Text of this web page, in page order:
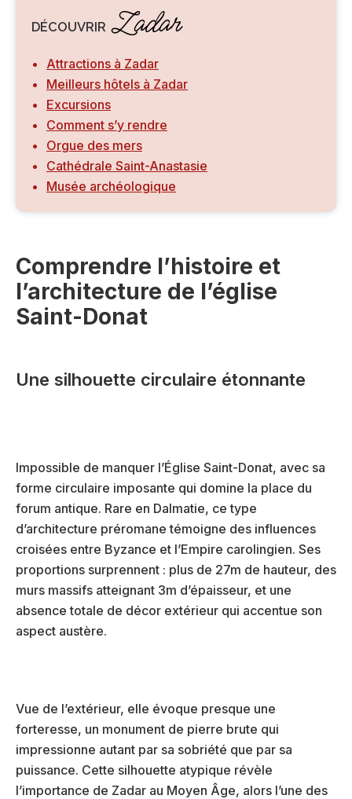
DÉCOUVRIR Zadar
Attractions à Zadar
Meilleurs hôtels à Zadar
Excursions
Comment s’y rendre
Orgue des mers
Cathédrale Saint-Anastasie
Musée archéologique
Comprendre l’histoire et
l’architecture de l’église
Saint-Donat
Une silhouette circulaire étonnante
Impossible de manquer l’Église Saint-Donat, avec sa
forme circulaire imposante qui domine la place du
forum antique. Rare en Dalmatie, ce type
d’architecture préromane témoigne des influences
croisées entre Byzance et l’Empire carolingien. Ses
proportions surprennent : plus de 27m de hauteur, des
murs massifs atteignant 3m d’épaisseur, et une
absence totale de décor extérieur qui accentue son
aspect austère.
Vue de l’extérieur, elle évoque presque une
forteresse, un monument de pierre brute qui
impressionne autant par sa sobriété que par sa
puissance. Cette silhouette atypique révèle
l’importance de Zadar au Moyen Âge, alors l’une des